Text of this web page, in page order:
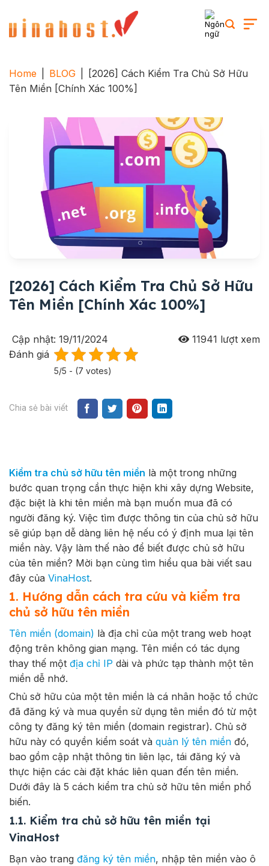
content
Home BLOG
[2026] Cách Kiểm Tra Chủ Sở Hữu
Tên Miền [Chính Xác 100%]
[2026] Cách Kiểm Tra Chủ Sở Hữu
Tên Miền [Chính Xác 100%]
Cập nhật: 19/11/2024 11941 lượt xem
Đánh giá
5/5 - (7 votes)
Chia sẻ bài viết
Kiểm tra chủ sở hữu tên miền là một trong những
bước quan trọng cần thực hiện khi xây dựng Website,
đặc biệt là khi tên miền mà bạn muốn mua đã có
người đăng ký. Việc tìm được thông tin của chủ sở hữu
sẽ giúp bạn dễ dàng liên hệ nếu có ý định mua lại tên
miền này. Vậy làm thế nào để biết được chủ sở hữu
của tên miền? Mời bạn cùng tìm hiểu qua bài viết sau
đây của VinaHost.
1. Hướng dẫn cách tra cứu và kiểm tra
chủ sở hữu tên miền
Tên miền (domain) là địa chỉ của một trang web hoạt
động trên không gian mạng. Tên miền có tác dụng
thay thế một địa chỉ IP dài và phức tạp thành một tên
miền dễ nhớ.
Chủ sở hữu của một tên miền là cá nhân hoặc tổ chức
đã đăng ký và mua quyền sử dụng tên miền đó từ một
công ty đăng ký tên miền (domain registrar). Chủ sở
hữu này có quyền kiểm soát và quản lý tên miền đó,
bao gồm cập nhật thông tin liên lạc, tái đăng ký và
thực hiện các cài đặt khác liên quan đến tên miền.
Dưới đây là 5 cách kiểm tra chủ sở hữu tên miền phổ
biến.
1.1. Kiểm tra chủ sở hữu tên miền tại
VinaHost
Bạn vào trang đăng ký tên miền, nhập tên miền vào ô